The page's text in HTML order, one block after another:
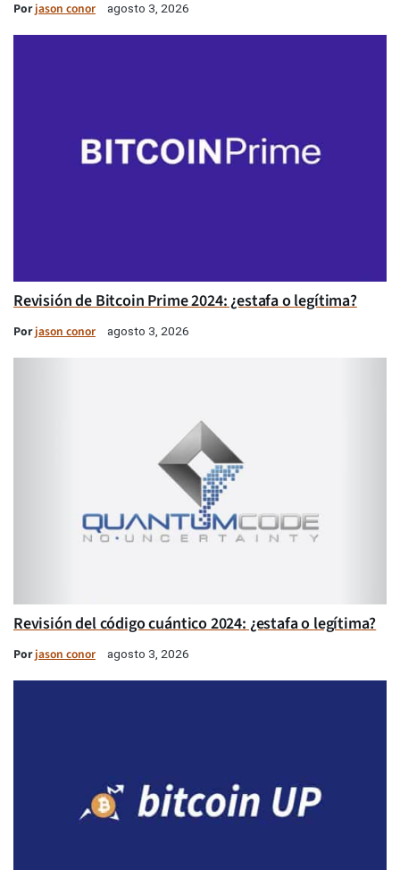
Porjason conor agosto 3, 2026
Revisión de Bitcoin Prime 2024: ¿estafa o legítima?
Porjason conor agosto 3, 2026
Revisión del código cuántico 2024: ¿estafa o legítima?
Porjason conor agosto 3, 2026